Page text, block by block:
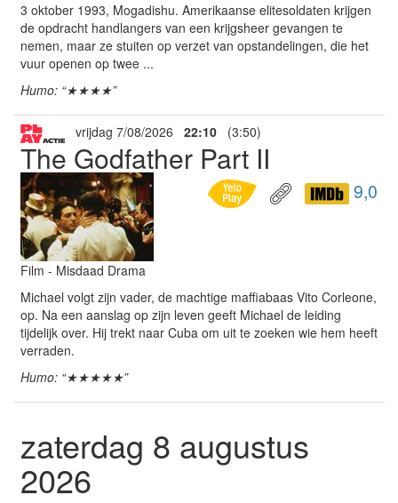
3 oktober 1993, Mogadishu. Amerikaanse elitesoldaten krijgen
de opdracht handlangers van een krijgsheer gevangen te
nemen, maar ze stuiten op verzet van opstandelingen, die het
vuur openen op twee ...
Humo: “★★★★”
vrijdag 7/08/2026 22:10 (3:50)
The Godfather Part II
9,0
Film - Misdaad Drama
Michael volgt zijn vader, de machtige maffiabaas Vito Corleone,
op. Na een aanslag op zijn leven geeft Michael de leiding
tijdelijk over. Hij trekt naar Cuba om uit te zoeken wie hem heeft
verraden.
Humo: “★★★★★”
zaterdag 8 augustus
2026